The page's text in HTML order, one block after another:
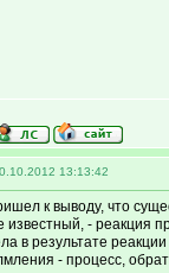
13:13:42
к выводу, что
известный, - реакция
в результате
- процесс,